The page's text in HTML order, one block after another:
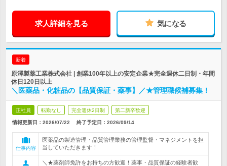
求人詳細を見る 気になる
新着
原澤製薬工業株式会社 | 創業100年以上の安定企業★完全週休二日制・年間
休日120日以上
＼医薬品・化粧品の【品質保証・薬事】／★管理職候補募集！
正社員 転勤なし 完全週休2日制 第二新卒歓迎
情報更新日：2026/07/22 終了予定日： 2026/09/14
仕事内容
医薬品の製造管理・品質管理業務の管理監督・マネジメントを担
当していただきます！
＼★薬剤師免許をお持ちの方歓迎！薬事・品質保証の経験者歓